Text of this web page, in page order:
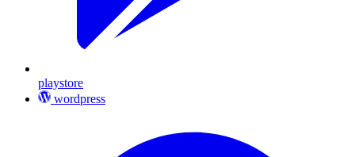
playstore
wordpress